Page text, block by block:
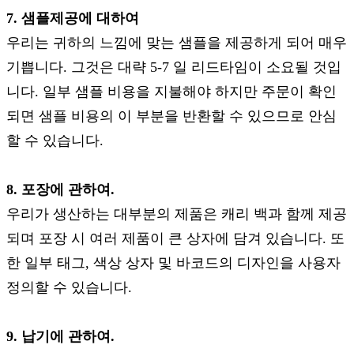
7. 샘플제공에 대하여
우리는 귀하의 느낌에 맞는 샘플을 제공하게 되어 매우
기쁩니다. 그것은 대략 5-7 일 리드타임이 소요될 것입
니다. 일부 샘플 비용을 지불해야 하지만 주문이 확인
되면 샘플 비용의 이 부분을 반환할 수 있으므로 안심
할 수 있습니다.
8. 포장에 관하여.
우리가 생산하는 대부분의 제품은 캐리 백과 함께 제공
되며 포장 시 여러 제품이 큰 상자에 담겨 있습니다. 또
한 일부 태그, 색상 상자 및 바코드의 디자인을 사용자
정의할 수 있습니다.
9. 납기에 관하여.